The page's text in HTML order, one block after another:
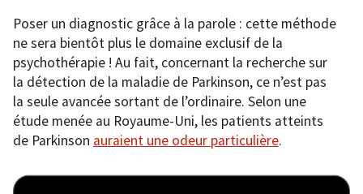
Poser un diagnostic grâce à la parole : cette méthode
ne sera bientôt plus le domaine exclusif de la
psychothérapie ! Au fait, concernant la recherche sur
la détection de la maladie de Parkinson, ce n’est pas
la seule avancée sortant de l’ordinaire. Selon une
étude menée au Royaume-Uni, les patients atteints
de Parkinson auraient une odeur particulière.